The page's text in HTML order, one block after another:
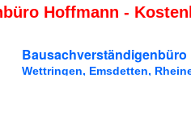
Hoffmann -
Wettringen, Emsdetten,